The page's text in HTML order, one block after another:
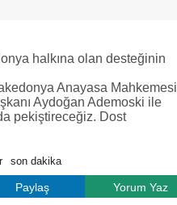
halkına olan desteğinin
Anayasa Mahkemesi
Aydoğan Ademoski ile
pekiştireceğiz. Dost
son dakika
Paylaş Yorum Yaz